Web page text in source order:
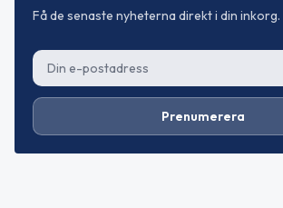
Få de senaste nyheterna direkt i din inkorg.
Prenumerera